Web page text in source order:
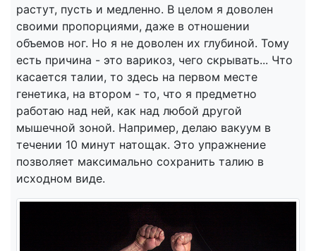
растут, пусть и медленно. В целом я доволен
своими пропорциями, даже в отношении
объемов ног. Но я не доволен их глубиной. Тому
есть причина - это варикоз, чего скрывать... Что
касается талии, то здесь на первом месте
генетика, на втором - то, что я предметно
работаю над ней, как над любой другой
мышечной зоной. Например, делаю вакуум в
течении 10 минут натощак. Это упражнение
позволяет максимально сохранить талию в
исходном виде.